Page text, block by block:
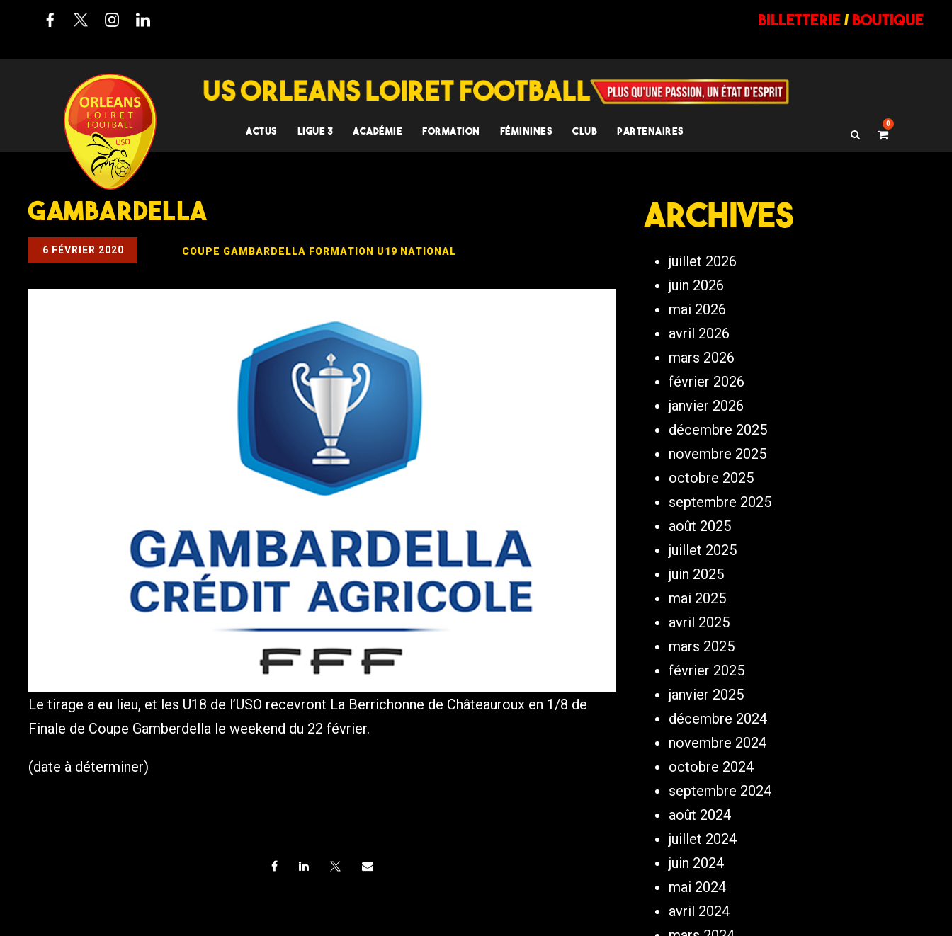
billetterie/ BOUTIQUE
ACTUS LIGUE 3 ACADÉMIE FORMATION FÉMININES CLUB PARTENAIRES
0
GAMBARDELLA
6 FÉVRIER 2020 COUPE GAMBARDELLA FORMATION U19 NATIONAL
Le tirage a eu lieu, et les U18 de l’USO recevront La Berrichonne de Châteauroux en 1/8 de
Finale de Coupe Gamberdella le weekend du 22 février.
(date à déterminer)
Archives
juillet 2026
juin 2026
mai 2026
avril 2026
mars 2026
février 2026
janvier 2026
décembre 2025
novembre 2025
octobre 2025
septembre 2025
août 2025
juillet 2025
juin 2025
mai 2025
avril 2025
mars 2025
février 2025
janvier 2025
décembre 2024
novembre 2024
octobre 2024
septembre 2024
août 2024
juillet 2024
juin 2024
mai 2024
avril 2024